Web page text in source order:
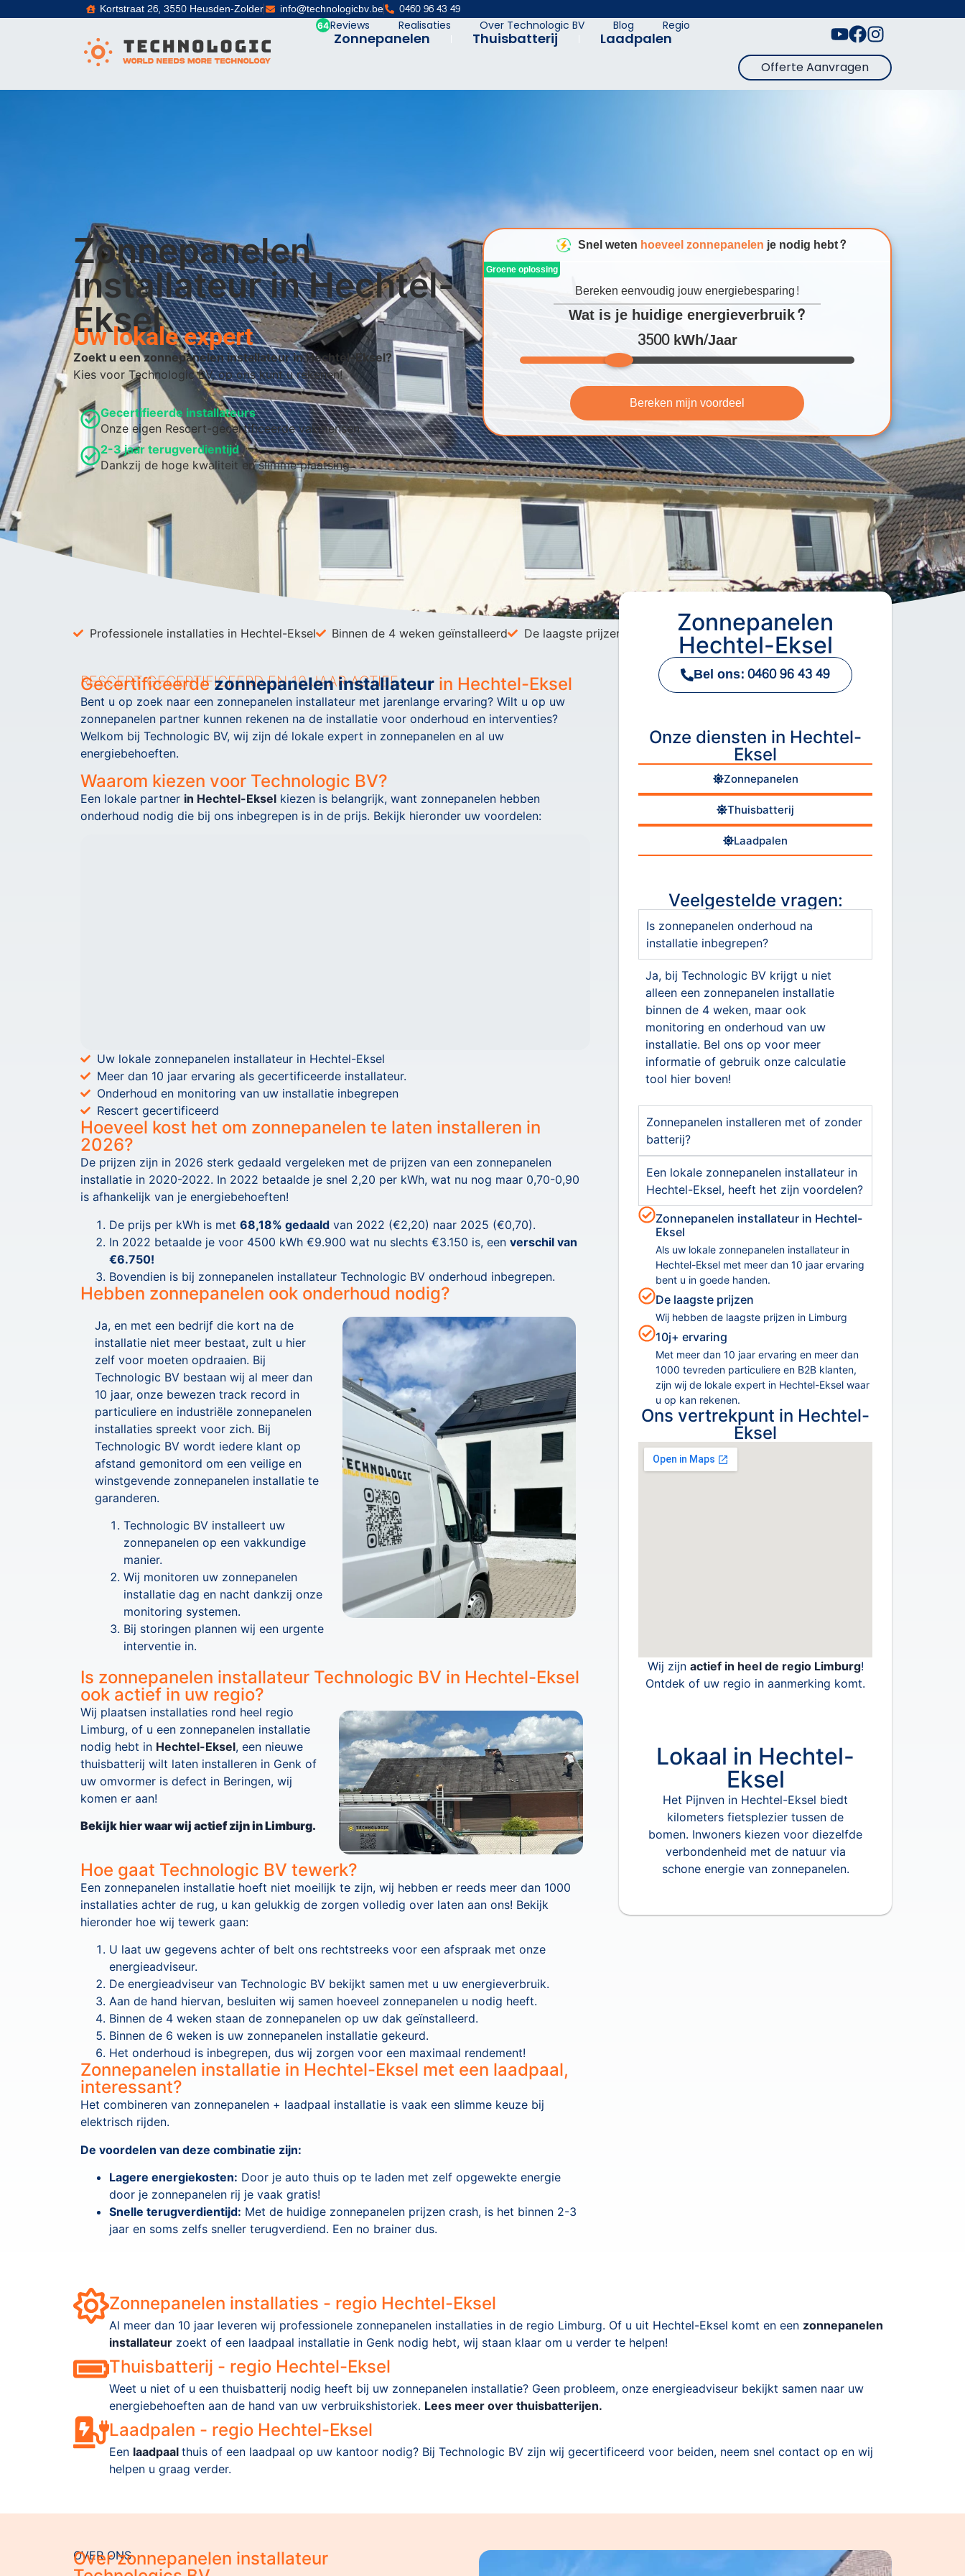
Kortstraat 26, 3550 Heusden-Zolder info@technologicbv.be 0460 96 43 49
Reviews Realisaties Over Technologic BV Blog Regio
Zonnepanelen Thuisbatterij Laadpalen
Offerte Aanvragen
Zonnepanelen
installateur in Hechtel-
Eksel
Uw lokale expert
Zoekt u een zonnepanelen installateur in Hechtel-Eksel?
Kies voor Technologic BV, op ons kunt u rekenen!
Gecertifieerde installateurs
Onze eigen Rescert-gecertificeerde vakmensen
2-3 jaar terugverdientijd
Dankzij de hoge kwaliteit en slimme plaatsing
Snel weten hoeveel zonnepanelenje nodig hebt?
Groene oplossing
Bereken eenvoudig jouw energiebesparing!
Wat is je huidige energieverbruik?
3500 kWh/Jaar
Bereken mijn voordeel
Professionele installaties in Hechtel-Eksel Binnen de 4 weken geïnstalleerd De laagste prijzen
Zonnepanelen
Hechtel-Eksel
Bel ons: 0460 96 43 49
Onze diensten in Hechtel-
Eksel
Zonnepanelen
Thuisbatterij
Laadpalen
Veelgestelde vragen:
Is zonnepanelen onderhoud na
installatie inbegrepen?
Ja, bij Technologic BV krijgt u niet
alleen een zonnepanelen installatie
binnen de 4 weken, maar ook
monitoring en onderhoud van uw
installatie. Bel ons op voor meer
informatie of gebruik onze calculatie
tool hier boven!
Zonnepanelen installeren met of zonder
batterij?
Een lokale zonnepanelen installateur in
Hechtel-Eksel, heeft het zijn voordelen?
Zonnepanelen installateur in Hechtel-
Eksel
Als uw lokale zonnepanelen installateur in
Hechtel-Eksel met meer dan 10 jaar ervaring
bent u in goede handen.
De laagste prijzen
Wij hebben de laagste prijzen in Limburg
10j+ ervaring
Met meer dan 10 jaar ervaring en meer dan
1000 tevreden particuliere en B2B klanten,
zijn wij de lokale expert in Hechtel-Eksel waar
u op kan rekenen.
Ons vertrekpunt in Hechtel-
Eksel
Wij zijn actief in heel de regio Limburg!
Ontdek of uw regio in aanmerking komt.
Lokaal in Hechtel-
Eksel
Het Pijnven in Hechtel-Eksel biedt
kilometers fietsplezier tussen de
bomen. Inwoners kiezen voor diezelfde
verbondenheid met de natuur via
schone energie van zonnepanelen.
RESCERT GECERTIFICEERD EN 10 JAAR ACTIEF.
Gecertificeerde zonnepanelen installateur in Hechtel-Eksel
Bent u op zoek naar een zonnepanelen installateur met jarenlange ervaring? Wilt u op uw
zonnepanelen partner kunnen rekenen na de installatie voor onderhoud en interventies?
Welkom bij Technologic BV, wij zijn dé lokale expert in zonnepanelen en al uw
energiebehoeften.
Waarom kiezen voor Technologic BV?
Een lokale partner in Hechtel-Eksel kiezen is belangrijk, want zonnepanelen hebben
onderhoud nodig die bij ons inbegrepen is in de prijs. Bekijk hieronder uw voordelen:
Uw lokale zonnepanelen installateur in Hechtel-Eksel
Meer dan 10 jaar ervaring als gecertificeerde installateur.
Onderhoud en monitoring van uw installatie inbegrepen
Rescert gecertificeerd
Hoeveel kost het om zonnepanelen te laten installeren in
2026?
De prijzen zijn in 2026 sterk gedaald vergeleken met de prijzen van een zonnepanelen
installatie in 2020-2022. In 2022 betaalde je snel 2,20 per kWh, wat nu nog maar 0,70-0,90
is afhankelijk van je energiebehoeften!
De prijs per kWh is met 68,18% gedaald van 2022 (€2,20) naar 2025 (€0,70).
In 2022 betaalde je voor 4500 kWh €9.900 wat nu slechts €3.150 is, een verschil van
€6.750!
Bovendien is bij zonnepanelen installateur Technologic BV onderhoud inbegrepen.
Hebben zonnepanelen ook onderhoud nodig?
Ja, en met een bedrijf die kort na de
installatie niet meer bestaat, zult u hier
zelf voor moeten opdraaien. Bij
Technologic BV bestaan wij al meer dan
10 jaar, onze bewezen track record in
particuliere en industriële zonnepanelen
installaties spreekt voor zich. Bij
Technologic BV wordt iedere klant op
afstand gemonitord om een veilige en
winstgevende zonnepanelen installatie te
garanderen.
Technologic BV installeert uw
zonnepanelen op een vakkundige
manier.
Wij monitoren uw zonnepanelen
installatie dag en nacht dankzij onze
monitoring systemen.
Bij storingen plannen wij een urgente
interventie in.
Is zonnepanelen installateur Technologic BV in Hechtel-Eksel
ook actief in uw regio?
Wij plaatsen installaties rond heel regio
Limburg, of u een zonnepanelen installatie
nodig hebt in Hechtel-Eksel, een nieuwe
thuisbatterij wilt laten installeren in Genk of
uw omvormer is defect in Beringen, wij
komen er aan!
Bekijk hier waar wij actief zijn in Limburg.
Hoe gaat Technologic BV tewerk?
Een zonnepanelen installatie hoeft niet moeilijk te zijn, wij hebben er reeds meer dan 1000
installaties achter de rug, u kan gelukkig de zorgen volledig over laten aan ons! Bekijk
hieronder hoe wij tewerk gaan:
U laat uw gegevens achter of belt ons rechtstreeks voor een afspraak met onze
energieadviseur.
De energieadviseur van Technologic BV bekijkt samen met u uw energieverbruik.
Aan de hand hiervan, besluiten wij samen hoeveel zonnepanelen u nodig heeft.
Binnen de 4 weken staan de zonnepanelen op uw dak geïnstalleerd.
Binnen de 6 weken is uw zonnepanelen installatie gekeurd.
Het onderhoud is inbegrepen, dus wij zorgen voor een maximaal rendement!
Zonnepanelen installatie in Hechtel-Eksel met een laadpaal,
interessant?
Het combineren van zonnepanelen + laadpaal installatie is vaak een slimme keuze bij
elektrisch rijden.
De voordelen van deze combinatie zijn:
Lagere energiekosten: Door je auto thuis op te laden met zelf opgewekte energie
door je zonnepanelen rij je vaak gratis!
Snelle terugverdientijd: Met de huidige zonnepanelen prijzen crash, is het binnen 2-3
jaar en soms zelfs sneller terugverdiend. Een no brainer dus.
Zonnepanelen installaties - regio Hechtel-Eksel
Al meer dan 10 jaar leveren wij professionele zonnepanelen installaties in de regio Limburg. Of u uit Hechtel-Eksel komt en een zonnepanelen
installateur zoekt of een laadpaal installatie in Genk nodig hebt, wij staan klaar om u verder te helpen!
Thuisbatterij - regio Hechtel-Eksel
Weet u niet of u een thuisbatterij nodig heeft bij uw zonnepanelen installatie? Geen probleem, onze energieadviseur bekijkt samen naar uw
energiebehoeften aan de hand van uw verbruikshistoriek. Lees meer over thuisbatterijen.
Laadpalen - regio Hechtel-Eksel
Een laadpaal thuis of een laadpaal op uw kantoor nodig? Bij Technologic BV zijn wij gecertificeerd voor beiden, neem snel contact op en wij
helpen u graag verder.
OVER ONS
Over zonnepanelen installateur